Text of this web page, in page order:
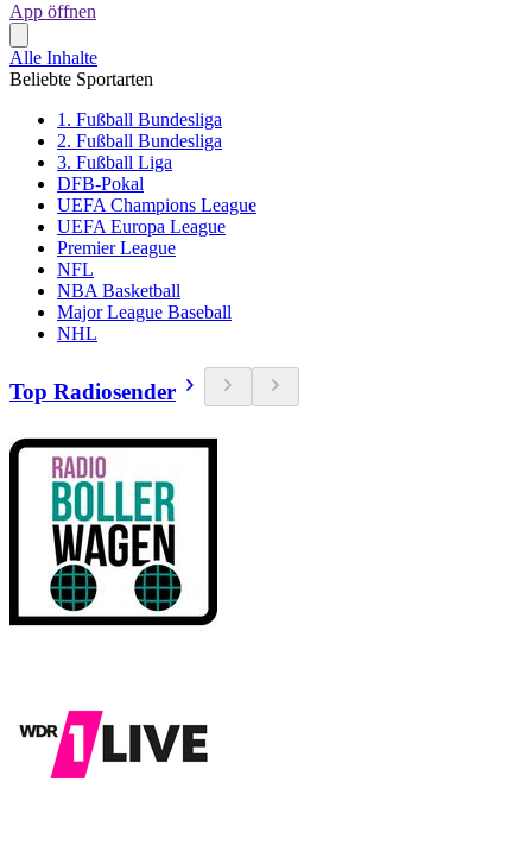
App öffnen
Alle Inhalte
Beliebte Sportarten
1. Fußball Bundesliga
2. Fußball Bundesliga
3. Fußball Liga
DFB-Pokal
UEFA Champions League
UEFA Europa League
Premier League
NFL
NBA Basketball
Major League Baseball
NHL
Top Radiosender